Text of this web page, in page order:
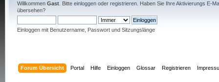
Willkommen Gast. Bitte einloggenoder registrieren. Haben Sie IhreAktivierungs E-
übersehen?
Einloggen mit Benutzername, Passwort und Sitzungslänge
Forum Übersicht Portal Hilfe Einloggen Glossar Registrieren